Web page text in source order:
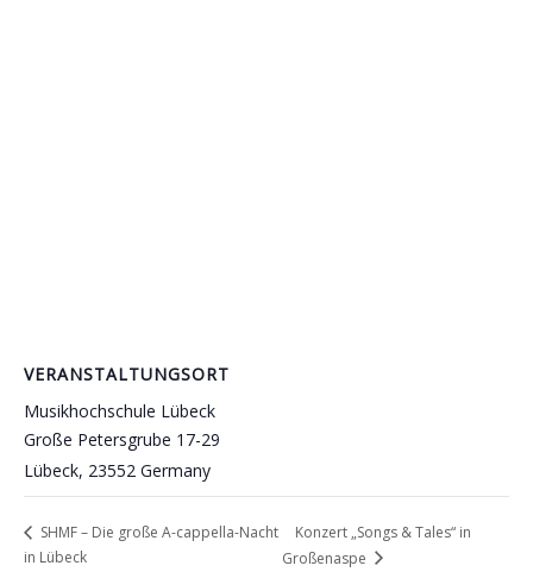
VERANSTALTUNGSORT
Musikhochschule Lübeck
Große Petersgrube 17-29
Lübeck, 23552 Germany
SHMF – Die große A-cappella-Nacht
in Lübeck
Konzert „Songs & Tales“ in
Großenaspe